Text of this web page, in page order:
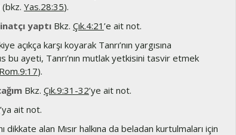
Yas.28:35).
yaptı Bkz. Çık.4:21 ’e ait not.
açıkça karşı koyarak Tanrı’nın yargısına
bu ayeti, Tanrı’nın mutlak yetkisini tasvir etmek
Rom.9:17).
Bkz. Çık.9:31-32’ye ait not.
’ya ait not.
dikkate alan Mısır halkına da beladan kurtulmaları için